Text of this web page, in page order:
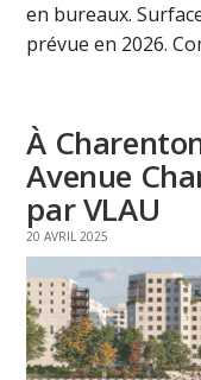
en bureaux.
prévue en 2026.
À
Avenue
par VLAU
20 AVRIL 2025